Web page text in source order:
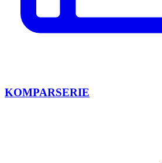
KOMPARSERIE